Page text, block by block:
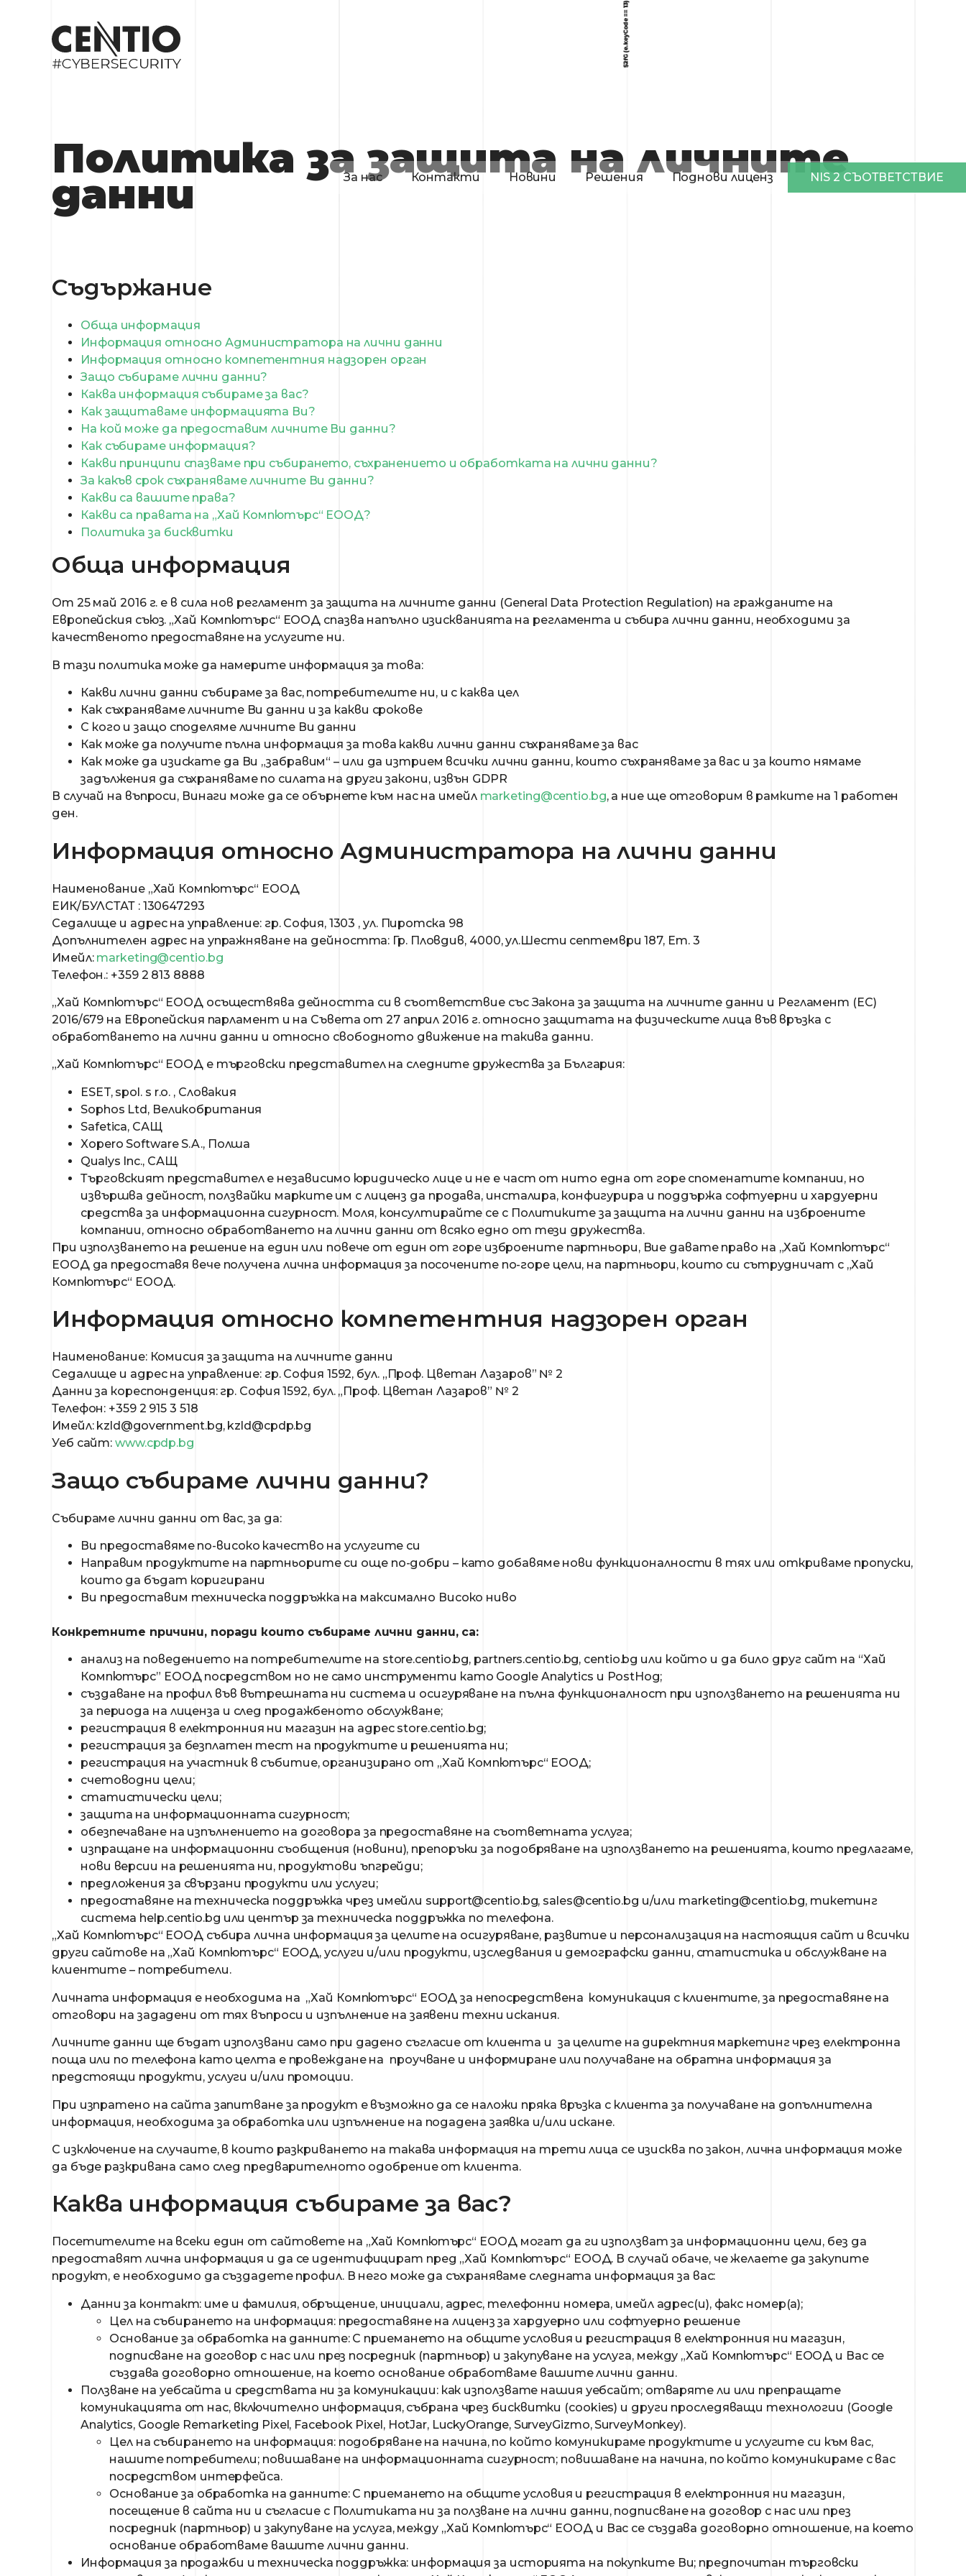
За нас Контакти Новини Решения Поднови лиценз NIS 2 СЪОТВЕТСТВИЕ
Политика за защита на личните
данни
Съдържание
Обща информация
Информация относно Администратора на лични данни
Информация относно компетентния надзорен орган
Защо събираме лични данни?
Каква информация събираме за вас?
Как защитаваме информацията Ви?
На кой може да предоставим личните Ви данни?
Как събираме информация?
Какви принципи спазваме при събирането, съхранението и обработката на лични данни?
За какъв срок съхраняваме личните Ви данни?
Какви са вашите права?
Какви са правата на „Хай Компютърс“ ЕООД?
Политика за бисквитки
Обща информация
От 25 май 2016 г. е в сила нов регламент за защита на личните данни (General Data Protection Regulation) на гражданите на
Европейския съюз. „Хай Компютърс“ ЕООД спазва напълно изискванията на регламента и събира лични данни, необходими за
качественото предоставяне на услугите ни.
В тази политика може да намерите информация за това:
Какви лични данни събираме за вас, потребителите ни, и с каква цел
Как съхраняваме личните Ви данни и за какви срокове
С кого и защо споделяме личните Ви данни
Как може да получите пълна информация за това какви лични данни съхраняваме за вас
Как може да изискате да Ви „забравим“ – или да изтрием всички лични данни, които съхраняваме за вас и за които нямаме
задължения да съхраняваме по силата на други закони, извън GDPR
В случай на въпроси, Винаги може да се обърнете към нас на имейл marketing@centio.bg, а ние ще отговорим в рамките на 1 работен
ден.
Информация относно Администратора на лични данни
Наименование „Хай Компютърс“ ЕООД
ЕИК/БУЛСТАТ : 130647293
Седалище и адрес на управление: гр. София, 1303 , ул. Пиротска 98
Допълнителен адрес на упражняване на дейността: Гр. Пловдив, 4000, ул.Шести септември 187, Ет. 3
Имейл: marketing@centio.bg
Телефон.: +359 2 813 8888
„Хай Компютърс“ ЕООД осъществява дейността си в съответствие със Закона за защита на личните данни и Регламент (ЕС)
2016/679 на Европейския парламент и на Съвета от 27 април 2016 г. относно защитата на физическите лица във връзка с
обработването на лични данни и относно свободното движение на такива данни.
„Хай Компютърс“ ЕООД е търговски представител на следните дружества за България:
ESET, spol. s r.o. , Словакия
Sophos Ltd, Великобритания
Safetica, САЩ
Xopero Software S.A., Полша
Qualys Inc., САЩ
Търговският представител е независимо юридическо лице и не е част от нито една от горе споменатите компании, но
извършва дейност, ползвайки марките им с лиценз да продава, инсталира, конфигурира и поддържа софтуерни и хардуерни
средства за информационна сигурност. Моля, консултирайте се с Политиките за защита на лични данни на изброените
компании, относно обработването на лични данни от всяко едно от тези дружества.
При използването на решение на един или повече от един от горе изброените партньори, Вие давате право на „Хай Компютърс“
ЕООД да предоставя вече получена лична информация за посочените по-горе цели, на партньори, които си сътрудничат с „Хай
Компютърс“ ЕООД.
Информация относно компетентния надзорен орган
Наименование: Комисия за защита на личните данни
Седалище и адрес на управление: гр. София 1592, бул. „Проф. Цветан Лазаров” № 2
Данни за кореспонденция: гр. София 1592, бул. „Проф. Цветан Лазаров” № 2
Телефон: +359 2 915 3 518
Имейл: kzld@government.bg, kzld@cpdp.bg
Уеб сайт: www.cpdp.bg
Защо събираме лични данни?
Събираме лични данни от вас, за да:
Ви предоставяме по-високо качество на услугите си
Направим продуктите на партньорите си още по-добри – като добавяме нови функционалности в тях или откриваме пропуски,
които да бъдат коригирани
Ви предоставим техническа поддръжка на максимално Високо ниво
Конкретните причини, поради които събираме лични данни, са:
анализ на поведението на потребителите на store.centio.bg, partners.centio.bg, centio.bg или който и да било друг сайт на “Хай
Компютърс” ЕООД посредством но не само инструменти като Google Analytics и PostHog;
създаване на профил във вътрешната ни система и осигуряване на пълна функционалност при използването на решенията ни
за периода на лиценза и след продажбеното обслужване;
регистрация в електронния ни магазин на адрес store.centio.bg;
регистрация за безплатен тест на продуктите и решенията ни;
регистрация на участник в събитие, организирано от „Хай Компютърс“ ЕООД;
счетоводни цели;
статистически цели;
защита на информационната сигурност;
обезпечаване на изпълнението на договора за предоставяне на съответната услуга;
изпращане на информационни съобщения (новини), препоръки за подобряване на използването на решенията, които предлагаме,
нови версии на решенията ни, продуктови ъпгрейди;
предложения за свързани продукти или услуги;
предоставяне на техническа поддръжка чрез имейли support@centio.bg, sales@centio.bg и/или marketing@centio.bg, тикетинг
система help.centio.bg или център за техническа поддръжка по телефона.
„Хай Компютърс“ ЕООД събира лична информация за целите на осигуряване, развитие и персонализация на настоящия сайт и всички
други сайтове на „Хай Компютърс“ ЕООД, услуги и/или продукти, изследвания и демографски данни, статистика и обслужване на
клиентите – потребители.
Личната информация е необходима на „Хай Компютърс“ ЕООД за непосредствена комуникация с клиентите, за предоставяне на
отговори на зададени от тях въпроси и изпълнение на заявени техни искания.
Личните данни ще бъдат използвани само при дадено съгласие от клиента и за целите на директния маркетинг чрез електронна
поща или по телефона като целта е провеждане на проучване и информиране или получаване на обратна информация за
предстоящи продукти, услуги и/или промоции.
При изпратено на сайта запитване за продукт е възможно да се наложи пряка връзка с клиента за получаване на допълнителна
информация, необходима за обработка или изпълнение на подадена заявка и/или искане.
С изключение на случаите, в които разкриването на такава информация на трети лица се изисква по закон, лична информация може
да бъде разкривана само след предварителното одобрение от клиента.
Каква информация събираме за вас?
Посетителите на всеки един от сайтовете на „Хай Компютърс“ ЕООД могат да ги използват за информационни цели, без да
предоставят лична информация и да се идентифицират пред „Хай Компютърс“ ЕООД. В случай обаче, че желаете да закупите
продукт, е необходимо да създадете профил. В него може да съхраняваме следната информация за вас:
Данни за контакт: име и фамилия, обръщение, инициали, адрес, телефонни номера, имейл адрес(и), факс номер(а);
Цел на събирането на информация: предоставяне на лиценз за хардуерно или софтуерно решение
Основание за обработка на данните: С приемането на общите условия и регистрация в електронния ни магазин,
подписване на договор с нас или през посредник (партньор) и закупуване на услуга, между „Хай Компютърс“ ЕООД и Вас се
създава договорно отношение, на което основание обработваме вашите лични данни.
Ползване на уебсайта и средствата ни за комуникации: как използвате нашия уебсайт; отваряте ли или препращате
комуникацията от нас, включително информация, събрана чрез бисквитки (cookies) и други проследяващи технологии (Google
Analytics, Google Remarketing Pixel, Facebook Pixel, HotJar, LuckyOrange, SurveyGizmo, SurveyMonkey).
Цел на събирането на информация: подобряване на начина, по който комуникираме продуктите и услугите си към вас,
нашите потребители; повишаване на информационната сигурност; повишаване на начина, по който комуникираме с вас
посредством интерфейса.
Основание за обработка на данните: С приемането на общите условия и регистрация в електронния ни магазин,
посещение в сайта ни и съгласие с Политиката ни за ползване на лични данни, подписване на договор с нас или през
посредник (партньор) и закупуване на услуга, между „Хай Компютърс“ ЕООД и Вас се създава договорно отношение, на което
основание обработваме вашите лични данни.
Информация за продажби и техническа поддръжка: информация за историята на покупките Ви; предпочитан търговски